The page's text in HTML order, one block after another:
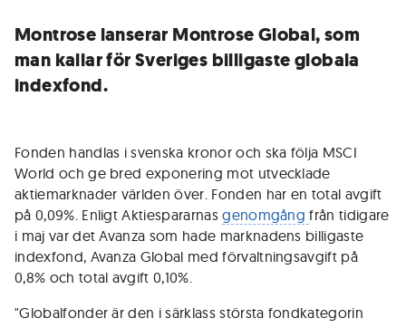
Montrose lanserar Montrose Global, som
man kallar för Sveriges billigaste globala
indexfond.
Fonden handlas i svenska kronor och ska följa MSCI
World och ge bred exponering mot utvecklade
aktiemarknader världen över. Fonden har en total avgift
på 0,09%. Enligt Aktiespararnasgenomgångfrån tidigare
i maj var det Avanza som hade marknadens billigaste
indexfond, Avanza Global med förvaltningsavgift på
0,8% och total avgift 0,10%.
"Globalfonder är den i särklass största fondkategorin